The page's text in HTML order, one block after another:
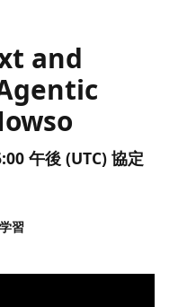
and
午後 (UTC) 協定
習